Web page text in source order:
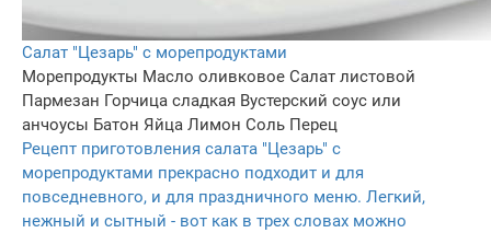
Салат "Цезарь" с морепродуктами
Морепродукты Масло оливковое Салат листовой
Пармезан Горчица сладкая Вустерский соус или
анчоусы Батон Яйца Лимон Соль Перец
Рецепт приготовления салата "Цезарь" с
морепродуктами прекрасно подходит и для
повседневного, и для праздничного меню. Легкий,
нежный и сытный - вот как в трех словах можно